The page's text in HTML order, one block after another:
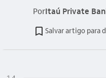
PorItaú Private
Salvar artigo para